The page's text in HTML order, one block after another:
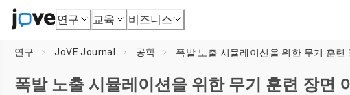
연구 교육 비즈니스
연구 JoVE Journal 공학 폭발 노출 시뮬레이션을 위한 무기 훈
폭발 노출 시뮬레이션을 위한 무기 훈련 장면